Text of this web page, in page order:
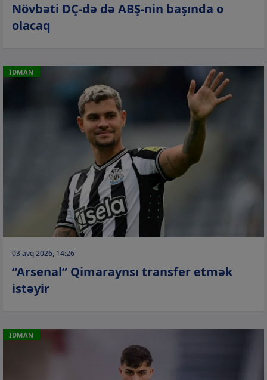
Növbəti DÇ-də də ABŞ-nin başında o
olacaq
İDMAN
03 avq 2026, 14:26
“Arsenal” Qimaraynsı transfer etmək
istəyir
İDMAN